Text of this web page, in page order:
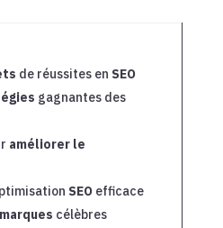
de réussites en SEO
gagnantes des
améliorer le
SEO efficace
marques célèbres